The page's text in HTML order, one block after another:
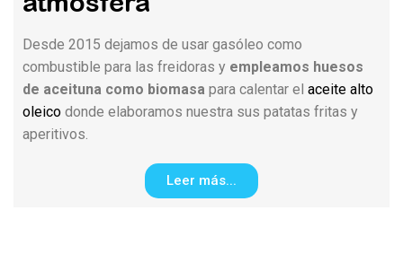
Desde 2015 dejamos de usar gasóleo como
combustible para las freidoras y empleamos huesos
de aceituna como biomasa para calentar el aceite alto
oleico donde elaboramos nuestra sus patatas fritas y
aperitivos.
Leer más...